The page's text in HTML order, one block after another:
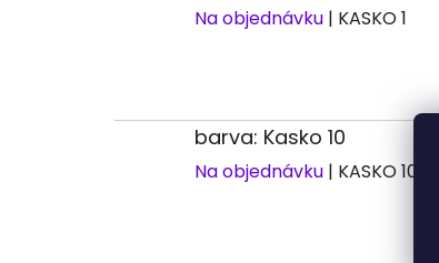
Na objednávku | KASKO 1
barva: Kasko 10
Na objednávku | KASKO 10